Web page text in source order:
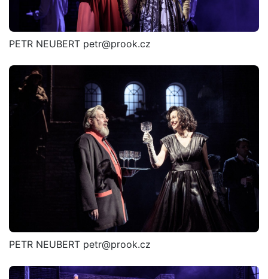
PETR NEUBERT petr@prook.cz
PETR NEUBERT petr@prook.cz